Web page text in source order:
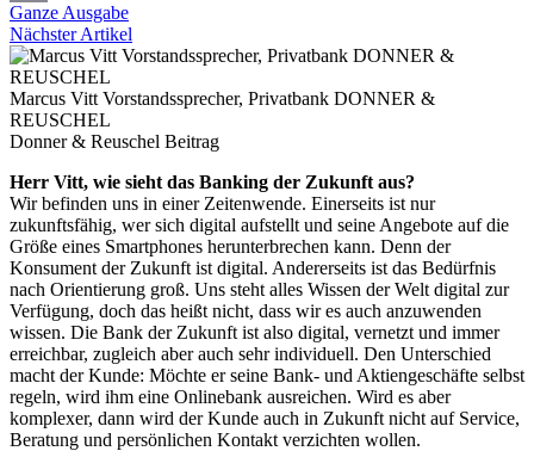
Email
Ganze Ausgabe
Nächster Artikel
Marcus Vitt Vorstandssprecher, Privatbank DONNER &
REUSCHEL
Donner & Reuschel Beitrag
Herr Vitt, wie sieht das Banking der Zukunft aus?
Wir befinden uns in einer Zeitenwende. Einerseits ist nur
zukunftsfähig, wer sich digital aufstellt und seine Angebote auf die
Größe eines Smartphones herunterbrechen kann. Denn der
Konsument der Zukunft ist digital. Andererseits ist das Bedürfnis
nach Orientierung groß. Uns steht alles Wissen der Welt digital zur
Verfügung, doch das heißt nicht, dass wir es auch anzuwenden
wissen. Die Bank der Zukunft ist also digital, vernetzt und immer
erreichbar, zugleich aber auch sehr individuell. Den Unterschied
macht der Kunde: Möchte er seine Bank- und Aktiengeschäfte selbst
regeln, wird ihm eine Onlinebank ausreichen. Wird es aber
komplexer, dann wird der Kunde auch in Zukunft nicht auf Service,
Beratung und persönlichen Kontakt verzichten wollen.